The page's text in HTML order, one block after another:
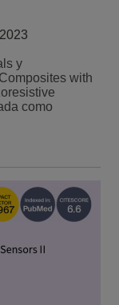
y
with
como